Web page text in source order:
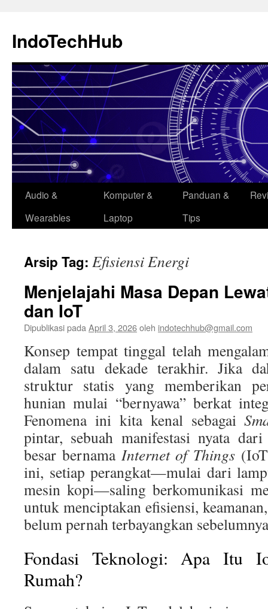
isi
IndoTechHub
Audio &
Wearables
Komputer &
Laptop
Panduan &
Tips
Arsip Tag: Efisiensi Energi
Menjelajahi Masa Depan
dan IoT
Dipublikasi pada April 3, 2026oleh indotechhub@gmail.com
Konsep tempat tinggal telah
dalam satu dekade terakhir. Jika
struktur statis yang memberikan
hunian mulai “bernyawa” berkat
Fenomena ini kita kenal sebagai
pintar, sebuah manifestasi nyata
besar bernama Internet of Things
ini, setiap perangkat—mulai dari
mesin kopi—saling berkomunikasi
untuk menciptakan efisiensi,
belum pernah terbayangkan
Fondasi Teknologi: Apa Itu
Rumah?